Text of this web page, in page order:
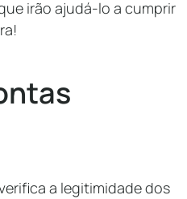
irão ajudá-lo a cumprir
a legitimidade dos